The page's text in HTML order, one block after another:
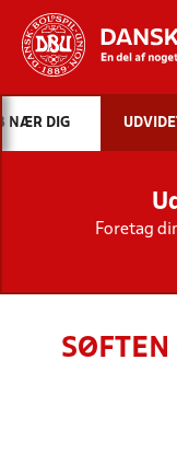
NÆR DIG
Foretag
SØFTEN